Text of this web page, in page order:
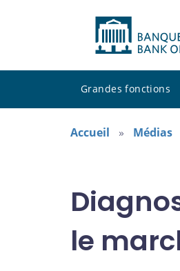
Grandes fonctions
Accueil Médias
le